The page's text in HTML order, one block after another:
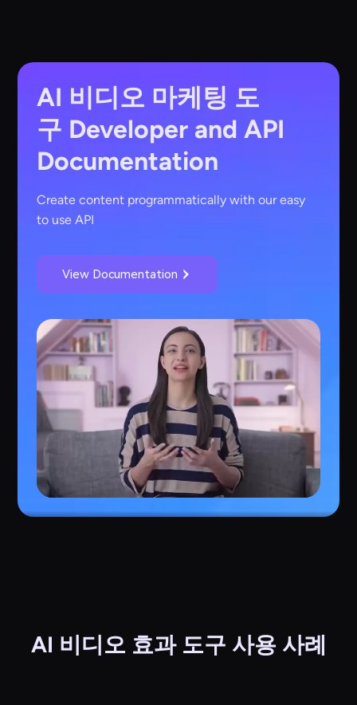
AI 비디오 마케팅 도
구 Developer and API
Documentation
Create content programmatically with our easy
to use API
View Documentation
AI 비디오 효과 도구 사용 사례